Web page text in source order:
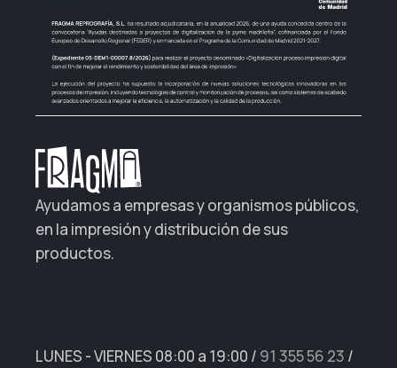
Ayudamos a empresas y organismos públicos,
en la impresión y distribución de sus
productos.
LUNES - VIERNES 08:00 a 19:00 / 91 355 56 23 /